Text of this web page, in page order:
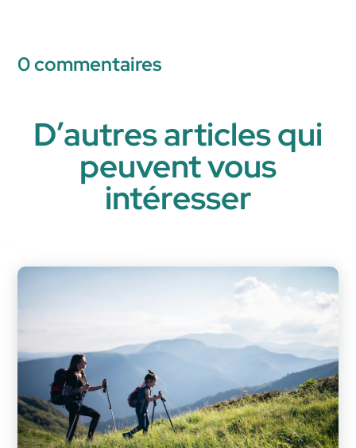
0 commentaires
D’autres articles qui
peuvent vous
intéresser